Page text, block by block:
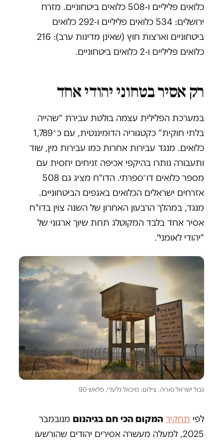
כלואים פליליים ו-508 כלואים ביטחוניים. מזרח
ירושלים: 534 כלואים פליליים ו-292 כלואים
ביטחוניים וארצות חוץ (שאינן מדינות ערב): 216
כלואים פליליים ו-2 כלואים ביטחוניים.
רק אסיר בטחוני יהודי אחד
במערכת הפלילית עצמה בולטת עבירת “שהייה
בלתי חוקית” כקטגוריה הדומיננטית, עם כ־1,789
כלואים. מנגד עבירות אחרות כמו עבירות מין, שוד
ותעבורה נותרו בהיקפי אכיפה זניחים יחסית עם
מספר כלואים דו־ספרתי. הדו"ח מציג גם 508
אזרחים ישראלים הכלואים באגפים הביטחוניים.
מנגד, במהלך הרבעון האחרון של השנה צוין בדו"ח
אסיר אחד בלבד המקוטלג תחת שיוך ארגוני של
"יהודי לאומני".
גבול ישראל סוריה, צילום: מיכאל גלעדי, פלאש 90
לפי תחקיר המקום הכי חם בגיהנום מנובמבר
2025, למעלה מעשרה אסירים יהודים שהורשעו